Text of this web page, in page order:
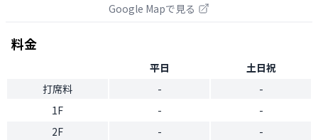
Google Mapで見る
料金
平日
土日祝
打席料
-
-
1F
-
-
2F
-
-